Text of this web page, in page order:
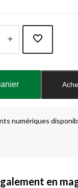
numériques
en